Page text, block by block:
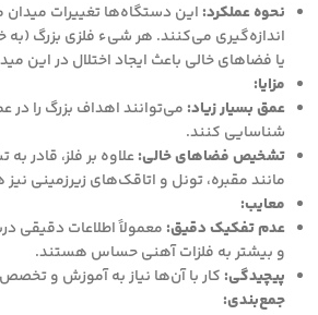
نحوه عملکرد: این دستگاه‌ها تغییرات میدان
اندازه‌گیری می‌کنند. هر شیء فلزی بزرگ
یا فضاهای خالی باعث ایجاد اختلال در این
مزایا:
عمق بسیار زیاد: می‌توانند اهداف بزرگ را
شناسایی کنند.
تشخیص فضاهای خالی:علاوه بر فلز، قادر
مانند مقبره، تونل و اتاقک‌های زیرزمینی
معایب:
عدم تفکیک دقیق: معمولاً اطلاعات دقیقی
و بیشتر به فلزات آهنی حساس هستند.
پیچیدگی: کار با آن‌ها نیاز به آموزش و
جمع‌بندی: